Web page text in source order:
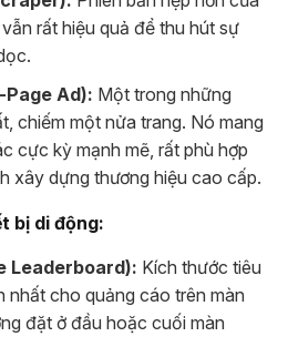
rất hiệu quả để thu hút sự
Ad): Một trong những
chiếm một nửa trang. Nó mang
cực kỳ mạnh mẽ, rất phù hợp
xây dựng thương hiệu cao cấp.
bị di động:
Leaderboard): Kích thước tiêu
nhất cho quảng cáo trên màn
đặt ở đầu hoặc cuối màn